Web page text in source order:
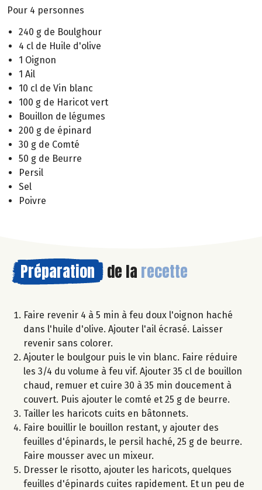
Pour 4 personnes
240 g de Boulghour
4 cl de Huile d'olive
1 Oignon
1 Ail
10 cl de Vin blanc
100 g de Haricot vert
Bouillon de légumes
200 g de épinard
30 g de Comté
50 g de Beurre
Persil
Sel
Poivre
Préparation de la recette
Faire revenir 4 à 5 min à feu doux l'oignon haché
dans l'huile d'olive. Ajouter l'ail écrasé. Laisser
revenir sans colorer.
Ajouter le boulgour puis le vin blanc. Faire réduire
les 3/4 du volume à feu vif. Ajouter 35 cl de bouillon
chaud, remuer et cuire 30 à 35 min doucement à
couvert. Puis ajouter le comté et 25 g de beurre.
Tailler les haricots cuits en bâtonnets.
Faire bouillir le bouillon restant, y ajouter des
feuilles d'épinards, le persil haché, 25 g de beurre.
Faire mousser avec un mixeur.
Dresser le risotto, ajouter les haricots, quelques
feuilles d'épinards cuites rapidement. Et un peu de